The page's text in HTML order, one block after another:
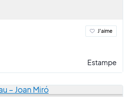
J'aime
Estampe